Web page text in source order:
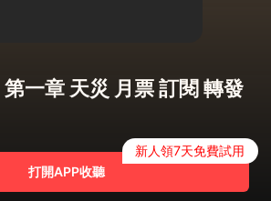
第一章 天災 月票 訂閱 轉發
打開APP收聽
新人領7天免費試用